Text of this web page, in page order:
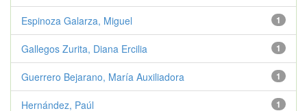
1
Espinoza Galarza, Miguel
1
Gallegos Zurita, Diana Ercilia
1
Guerrero Bejarano, María Auxiliadora
1
Hernández, Paúl